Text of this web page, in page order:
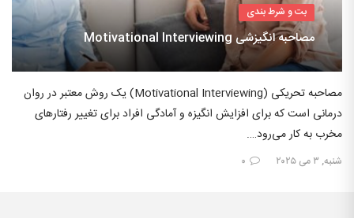
بت و شرط بندی
مصاحبه انگیزشی Motivational Interviewing
مصاحبه تحریکی (Motivational Interviewing) یک روش معتبر در روان
درمانی است که برای افزایش انگیزه و آمادگی افراد برای تغییر رفتارهای
مخرب به کار می‌رود….
شنبه, ۳ می ۲۰۲۵ ۰